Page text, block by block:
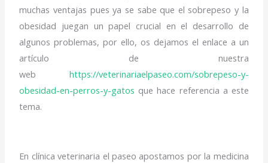
muchas ventajas pues ya se sabe que el sobrepeso y la
obesidad juegan un papel crucial en el desarrollo de
algunos problemas, por ello, os dejamos el enlace a un
artículo de nuestra
web https://veterinariaelpaseo.com/sobrepeso-y-
obesidad-en-perros-y-gatos que hace referencia a este
tema.
En clínica veterinaria el paseo apostamos por la medicina